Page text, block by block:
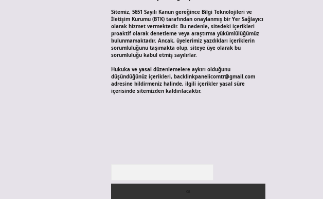
Sitemiz, 5651 Sayılı Kanun gereğince Bilgi Teknolojileri ve
İletişim Kurumu (BTK) tarafından onaylanmış bir Yer Sağlayıcı
olarak hizmet vermektedir. Bu nedenle, sitedeki içerikleri
proaktif olarak denetleme veya araştırma yükümlülüğümüz
bulunmamaktadır. Ancak, üyelerimiz yazdıkları içeriklerin
sorumluluğunu taşımakta olup, siteye üye olarak bu
sorumluluğu kabul etmiş sayılırlar.
Hukuka ve yasal düzenlemelere aykırı olduğunu
düşündüğünüz içerikleri, backlinkpanelicomtr@gmail.com
adresine bildirmeniz halinde, ilgili içerikler yasal süre
içerisinde sitemizden kaldırılacaktır.